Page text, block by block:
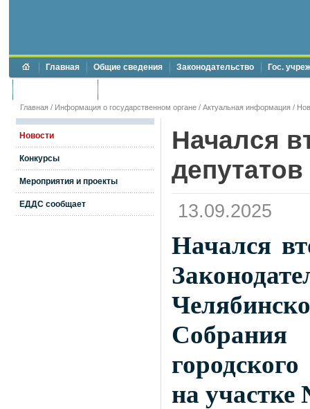
Главная Общие сведения Законодательство Гос.
Главная / Информация о государственном органе / Актуальная информация /
Новости
Конкурсы
Мероприятия и проекты
ЕДДС сообщает
Начался
депутатов
13.09.2025
Начался
Собрания
на